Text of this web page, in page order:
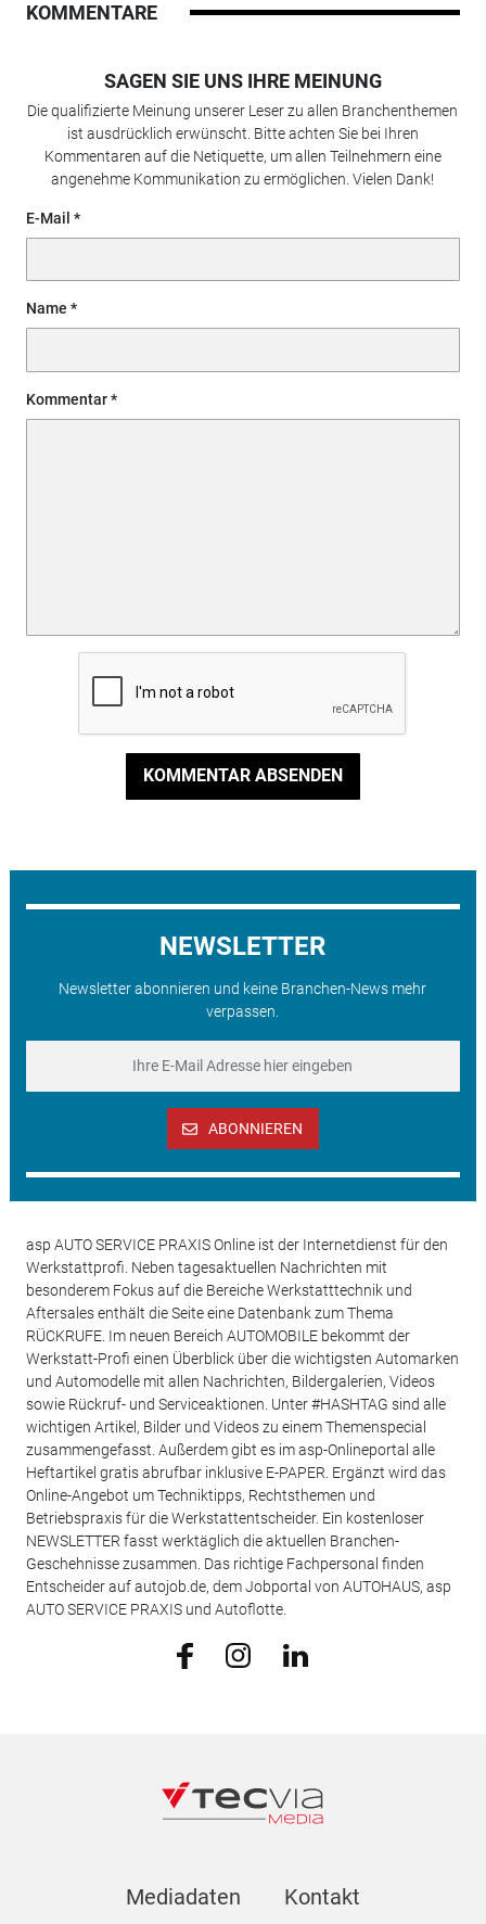
KOMMENTARE
SAGEN SIE UNS IHRE MEINUNG
Die qualifizierte Meinung unserer Leser zu allen Branchenthemen
ist ausdrücklich erwünscht. Bitte achten Sie bei Ihren
Kommentaren auf die Netiquette, um allen Teilnehmern eine
angenehme Kommunikation zu ermöglichen. Vielen Dank!
E-Mail
Name
Kommentar
KOMMENTAR ABSENDEN
NEWSLETTER
Newsletter abonnieren und keine Branchen-News mehr
verpassen.
ABONNIEREN
asp AUTO SERVICE PRAXIS Online ist der Internetdienst für den
Werkstattprofi. Neben tagesaktuellen Nachrichten mit
besonderem Fokus auf die Bereiche Werkstatttechnik und
Aftersales enthält die Seite eine Datenbank zum Thema
RÜCKRUFE. Im neuen Bereich AUTOMOBILE bekommt der
Werkstatt-Profi einen Überblick über die wichtigsten Automarken
und Automodelle mit allen Nachrichten, Bildergalerien, Videos
sowie Rückruf- und Serviceaktionen. Unter #HASHTAG sind alle
wichtigen Artikel, Bilder und Videos zu einem Themenspecial
zusammengefasst. Außerdem gibt es im asp-Onlineportal alle
Heftartikel gratis abrufbar inklusive E-PAPER. Ergänzt wird das
Online-Angebot um Techniktipps, Rechtsthemen und
Betriebspraxis für die Werkstattentscheider. Ein kostenloser
NEWSLETTER fasst werktäglich die aktuellen Branchen-
Geschehnisse zusammen. Das richtige Fachpersonal finden
Entscheider auf autojob.de, dem Jobportal von AUTOHAUS, asp
AUTO SERVICE PRAXIS und Autoflotte.
Mediadaten Kontakt